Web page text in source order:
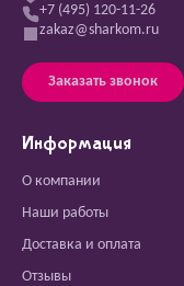
+7 (495) 120-11-26
zakaz@sharkom.ru
Заказать звонок
Информация
О компании
Наши работы
Доставка и оплата
Отзывы